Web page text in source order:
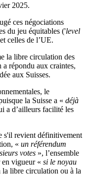
2025.
ces négociations
du jeu équitables ('level
celles de l’UE.
la libre circulation des
répondu aux craintes,
aux Suisses.
le
la Suisse a « déjà
a d’ailleurs facilité les
s'il revient définitivement
« un référendum
votes », l’ensemble
en vigueur « si le noyau
libre circulation ou à la